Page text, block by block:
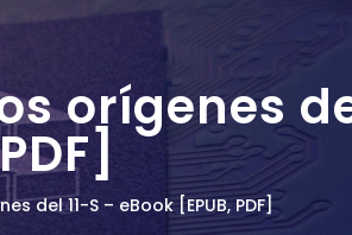
orígenes
del 11-S – eBook [EPUB, PDF]